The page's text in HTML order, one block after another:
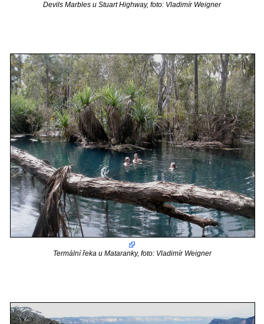
Devils Marbles u Stuart Highway, foto: Vladimír Weigner
Termální řeka u Mataranky, foto: Vladimír Weigner